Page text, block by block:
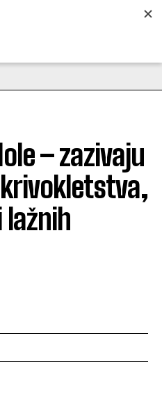
– zazivaju
lažnih